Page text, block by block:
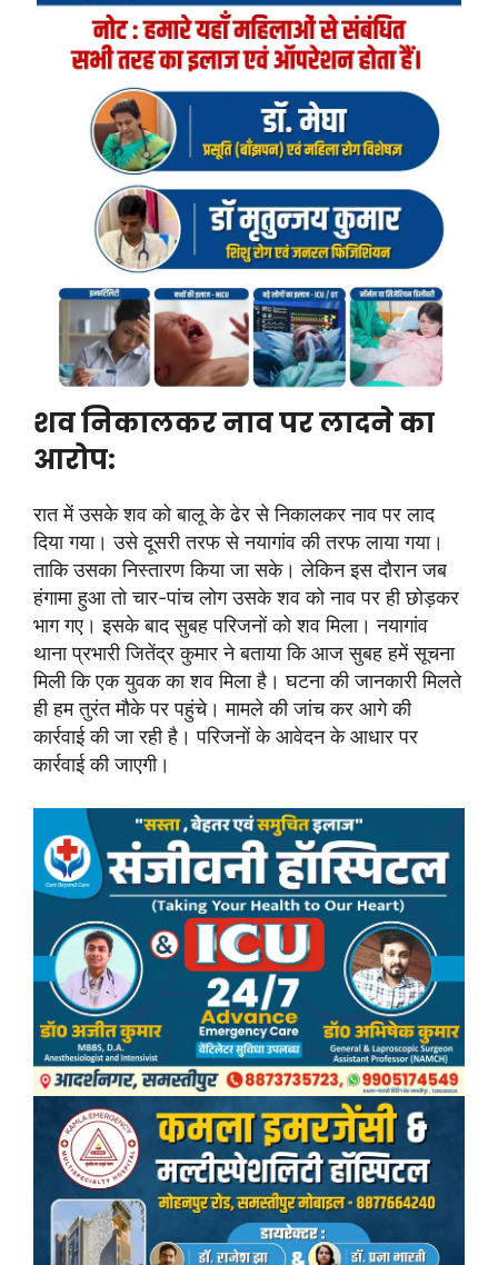
शव निकालकर नाव पर लादने का
आरोप:
रात में उसके शव को बालू के ढेर से निकालकर नाव पर लाद
दिया गया। उसे दूसरी तरफ से नयागांव की तरफ लाया गया।
ताकि उसका निस्तारण किया जा सके। लेकिन इस दौरान जब
हंगामा हुआ तो चार-पांच लोग उसके शव को नाव पर ही छोड़कर
भाग गए। इसके बाद सुबह परिजनों को शव मिला। नयागांव
थाना प्रभारी जितेंद्र कुमार ने बताया कि आज सुबह हमें सूचना
मिली कि एक युवक का शव मिला है। घटना की जानकारी मिलते
ही हम तुरंत मौके पर पहुंचे। मामले की जांच कर आगे की
कार्रवाई की जा रही है। परिजनों के आवेदन के आधार पर
कार्रवाई की जाएगी।